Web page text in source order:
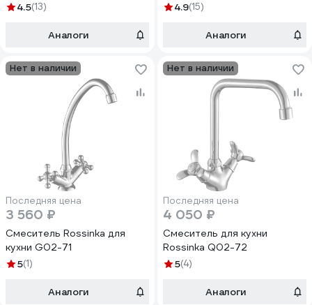
4.5(13)
Аналоги
4.9(15)
Аналоги
Нет в наличии
Последняя цена
3 560 ₽
Смеситель Rossinka для
кухни G02-71
5(1)
Аналоги
Нет в наличии
Последняя цена
4 050 ₽
Смеситель для кухни
Rossinka Q02-72
5(4)
Аналоги